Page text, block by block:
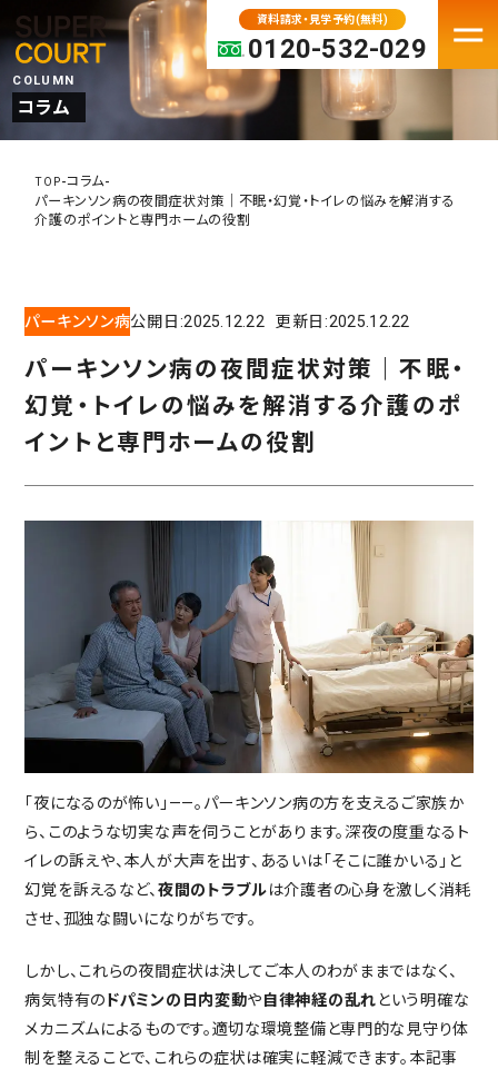
資料請求・見学予約(無料)
0120-532-029
パーキンソン病専門施設
京都の老人ホーム・介護施設
兵庫の老人ホーム・介護施設
奈良の老人ホーム・介護施設
滋賀の老人ホーム・介護施設
入居検討中の方へ
入居の流れ
お客様の声
見学レポート
よくある質問
不動産・相続のサポート（外部サ
ービス）
FEATURE
スーパー・コートの特徴
認知症ケア
リハビリ・トレーニング
天然温泉
イベント・アクティビティ
社会からの評価
COLUMN
コラム
TOP-コラム-
パーキンソン病の夜間症状対策｜不眠・幻覚・トイレの悩みを解消する
介護のポイントと専門ホームの役割
パーキンソン病公開日:2025.12.22 更新日:2025.12.22
パーキンソン病の夜間症状対策｜不眠・
幻覚・トイレの悩みを解消する介護のポ
イントと専門ホームの役割
「夜になるのが怖い」——。パーキンソン病の方を支えるご家族か
ら、このような切実な声を伺うことがあります。深夜の度重なるト
イレの訴えや、本人が大声を出す、あるいは「そこに誰かいる」と
幻覚を訴えるなど、 夜間のトラブルは介護者の心身を激しく消耗
させ、孤独な闘いになりがちです。
しかし、これらの夜間症状は決してご本人のわがままではなく、
病気特有の ドパミンの日内変動や自律神経の乱れ という明確な
メカニズムによるものです。適切な環境整備と専門的な見守り体
制を整えることで、これらの症状は確実に軽減できます。本記事